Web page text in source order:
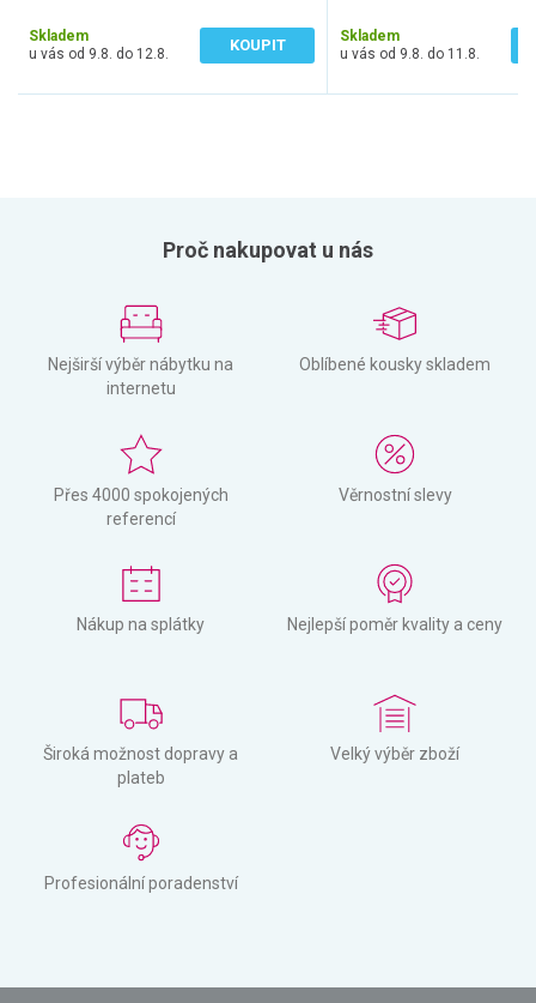
Skladem
u vás od 9.8. do 12.8.
KOUPIT
Skladem
u vás od 9.8. do 11.8.
Proč nakupovat u nás
Nejširší výběr nábytku na
internetu
Oblíbené kousky skladem
Přes 4000 spokojených
referencí
Věrnostní slevy
Nákup na splátky Nejlepší poměr kvality a ceny
Široká možnost dopravy a
plateb
Velký výběr zboží
Profesionální poradenství